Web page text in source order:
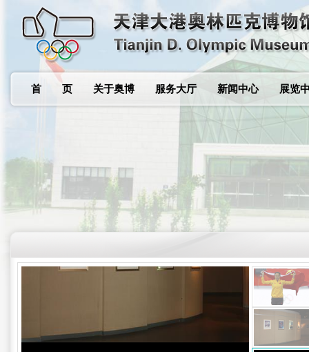
首 页 关于奥博 服务大厅 新闻中心 展览